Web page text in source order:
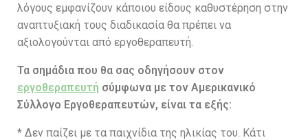
λόγους εμφανίζουν κάποιου είδους καθυστέρηση στην
αναπτυξιακή τους διαδικασία θα πρέπει να
αξιολογούνται από εργοθεραπευτή.
Τα σημάδια που θα σας οδηγήσουν στον
εργοθεραπευτή σύμφωνα με τον Αμερικανικό
Σύλλογο Εργοθεραπευτών, είναι τα εξής:
* Δεν παίζει με τα παιχνίδια της ηλικίας του. Κάτι